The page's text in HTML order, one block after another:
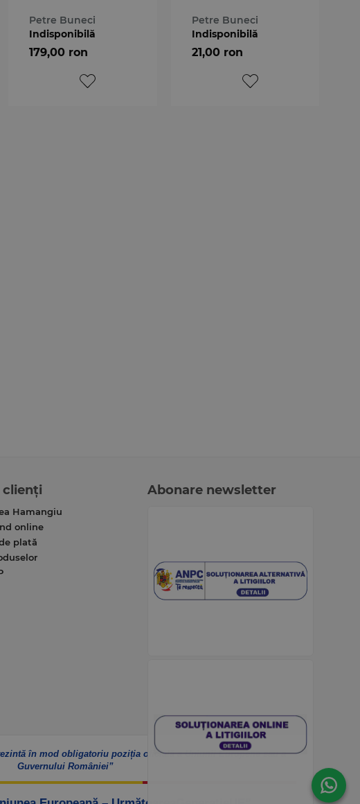
Petre Buneci
Indisponibilă
179,00 ron
Petre Buneci
Indisponibilă
21,00 ron
clienți
Hamangiu
online
plată
Abonare newsletter
în mod obligatoriu poziția oficială a Uniunii Europene sau a
Guvernului României”